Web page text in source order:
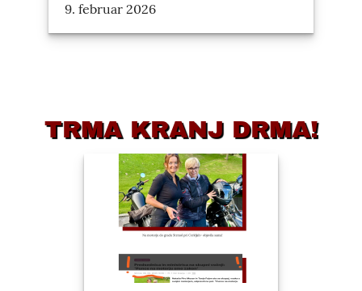
9. februar 2026
TRMA KRANJ DRMA!